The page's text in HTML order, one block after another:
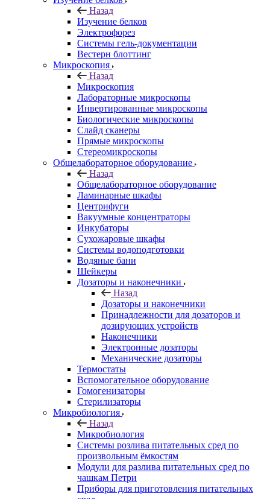
Назад
Изучение белков
Электрофорез
Системы гель-документации
Вестерн блоттинг
Микроскопия
Назад
Микроскопия
Лабораторные микроскопы
Инвертированные микроскопы
Биологические микроскопы
Слайд сканеры
Прямые микроскопы
Стереомикроскопы
Общелабораторное оборудование
Назад
Общелабораторное оборудование
Ламинарные шкафы
Центрифуги
Вакуумные концентраторы
Инкубаторы
Сухожаровые шкафы
Системы водоподготовки
Водяные бани
Шейкеры
Дозаторы и наконечники
Назад
Дозаторы и наконечники
Принадлежности для дозаторов и
дозирующих устройств
Наконечники
Электронные дозаторы
Механические дозаторы
Термостаты
Вспомогательное оборудование
Гомогенизаторы
Стерилизаторы
Микробиология
Назад
Микробиология
Системы розлива питательных сред по
произвольным ёмкостям
Модули для разлива питательных сред по
чашкам Петри
Приборы для приготовления питательных